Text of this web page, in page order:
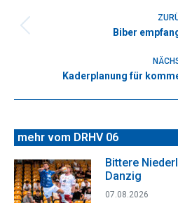
Biber
Kaderplanung für
mehr vom DRHV 06
Bittere
Danzig
07.08.2026